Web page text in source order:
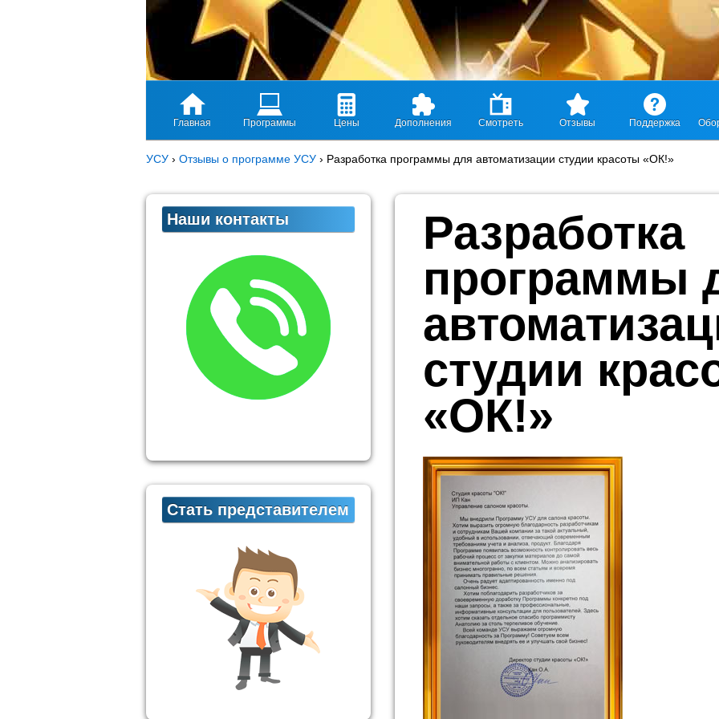
Главная Программы Цены Дополнения Смотреть Отзывы Поддержка
УСУ › Отзывы о программе УСУ › Разработка программы для автоматизации студии красоты «ОК!»
Разработка
программы
студии
«ОК!»
Наши контакты
Стать представителем